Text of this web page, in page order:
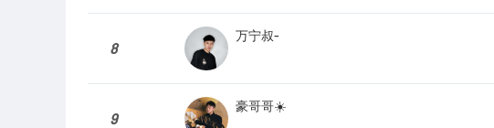
8
万宁叔-
9
豪哥哥☀️